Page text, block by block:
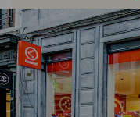
Gondola
academy
Gondola
society